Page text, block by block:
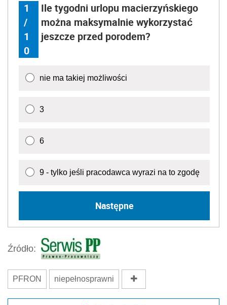
1
/
1
0
Ile tygodni urlopu macierzyńskiego
można maksymalnie wykorzystać
jeszcze przed porodem?
nie ma takiej możliwości
3
6
9 - tylko jeśli pracodawca wyrazi na to zgodę
Następne
Źródło:
PFRON niepełnosprawni